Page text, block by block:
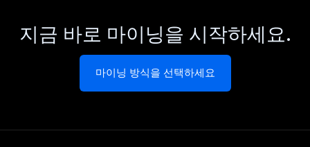
지금 바로 마이닝을 시작하세요.
마이닝 방식을 선택하세요